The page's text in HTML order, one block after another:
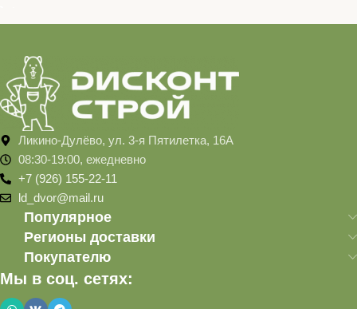
Ликино-Дулёво, ул. 3-я Пятилетка, 16А
08:30-19:00, ежедневно
+7 (926) 155-22-11
ld_dvor@mail.ru
Популярное
Регионы доставки
Покупателю
Мы в соц. сетях: